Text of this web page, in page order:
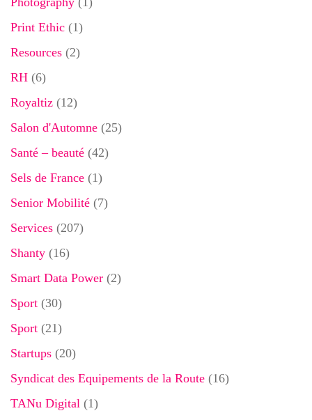
Print Ethic (1)
Resources (2)
RH (6)
Royaltiz (12)
Salon d'Automne (25)
Santé – beauté (42)
Sels de France (1)
Senior Mobilité (7)
Services (207)
Shanty (16)
Smart Data Power (2)
Sport (30)
Sport (21)
Startups (20)
Syndicat des Equipements de la Route (16)
TANu Digital (1)